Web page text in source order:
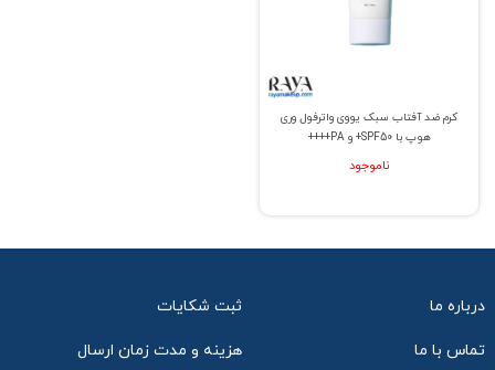
کرم ضد آفتاب سبک یووی واترفول وری
هوپ با SPF50+ و PA++++
ناموجود
درباره ما ثبت شکایات
تماس با ما هزینه و مدت زمان ارسال